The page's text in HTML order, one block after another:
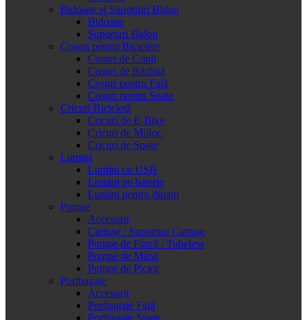
Bidoane și Suporturi Bidon
Bidoane
Suporturi Bidon
Coșuri pentru Biciclete
Cosuri de Copii
Coșuri de Răchită
Coșuri pentru Față
Coșuri pentru Spate
Cricuri Bicicletă
Cricuri de E-Bike
Cricuri de Mijloc
Cricuri de Spate
Lumini
Lumini cu USB
Lumini pe baterie
Lumini pentru dinam
Pompe
Accesorii
Cartușe / Suporturi Cartușe
Pompe de Furcă / Tubeless
Pompe de Mână
Pompe de Picior
Portbagaje
Accesorii
Portbagaje Față
Portbagaje Spate